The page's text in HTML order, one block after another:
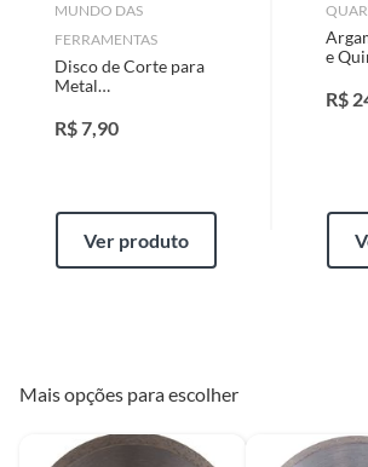
MUNDO DAS
FERRAMENTAS
Disco de Corte para
Metal
R$7,90
Ver produto
e
R$
Mais opções para escolher